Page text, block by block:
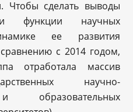
Чтобы сделать выводы
функции научных
ее развития
с 2014 годом,
отработала массив
научно-
и образовательных